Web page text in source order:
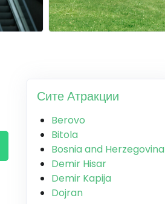
Сите Атракции
Berovo
Bitola
Bosnia and Herzegovina
Demir Hisar
Demir Kapija
Dojran